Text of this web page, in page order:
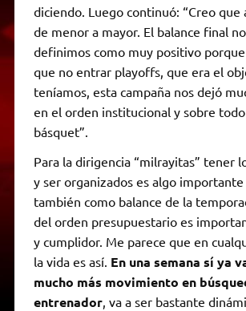
diciendo. Luego continuó: “Creo que
de menor a mayor. El balance final
definimos como muy positivo porque
que no entrar playoffs, que era el
teníamos, esta campaña nos dejó
en el orden institucional y sobre
básquet”.
Para la dirigencia “milrayitas” tener
y ser organizados es algo
también como balance de la
del orden presupuestario es
y cumplidor. Me parece que en
la vida es así. En una semana sí ya
mucho más movimiento en
entrenador, va a ser bastante